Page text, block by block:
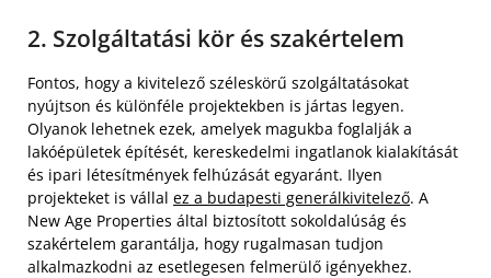
2. Szolgáltatási kör és szakértelem
Fontos, hogy a kivitelező széleskörű szolgáltatásokat
nyújtson és különféle projektekben is jártas legyen.
Olyanok lehetnek ezek, amelyek magukba foglalják a
lakóépületek építését, kereskedelmi ingatlanok kialakítását
és ipari létesítmények felhúzását egyaránt. Ilyen
projekteket is vállal ez a budapesti generálkivitelező. A
New Age Properties által biztosított sokoldalúság és
szakértelem garantálja, hogy rugalmasan tudjon
alkalmazkodni az esetlegesen felmerülő igényekhez.